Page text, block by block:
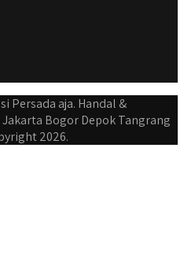
Persada aja. Handal &
Bogor Depok Tangrang
2026.